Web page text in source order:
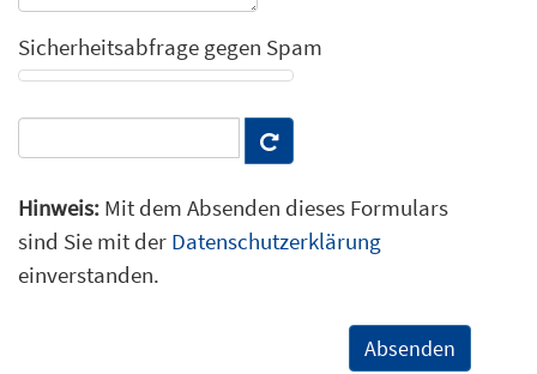
Sicherheitsabfrage gegen Spam
Hinweis: Mit dem Absenden dieses Formulars
sind Sie mit der Datenschutzerklärung
einverstanden.
Absenden